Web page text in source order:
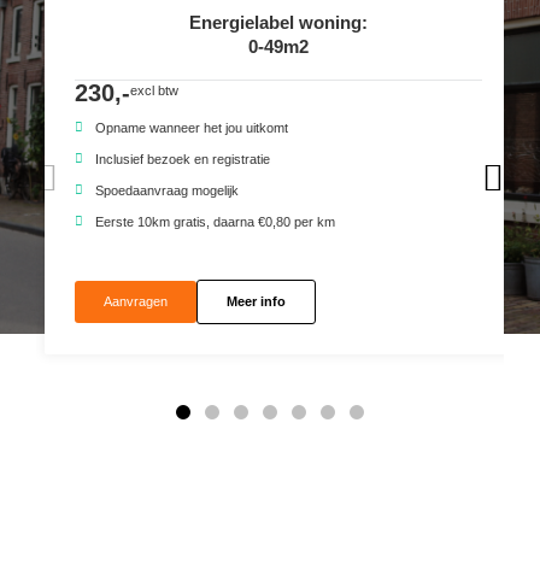
Energielabel woning:
0-49m2
230,-excl btw
Opname wanneer het jou uitkomt
Inclusief bezoek en registratie
Spoedaanvraag mogelijk
Eerste 10km gratis, daarna €0,80 per km
Aanvragen Meer info